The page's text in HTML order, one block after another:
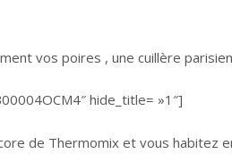
vos poires , une cuillère
hide_title= »1″]
de Thermomix et vous habitez